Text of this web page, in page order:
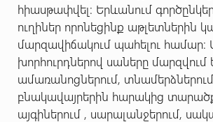
հիասթափվել։ Երևանում
ուղիներ որոնեցինք աթլետներին
մարզավիճակում պահելու համար։
խորհուրդներով սաները մարզվում
ամառանոցներում,
բնակավայրերին հարակից
այգիներում , սարալանջերում,